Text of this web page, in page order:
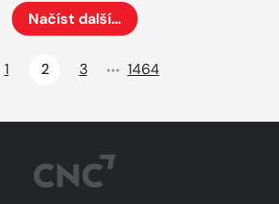
Načíst další…
1
2 3 1464